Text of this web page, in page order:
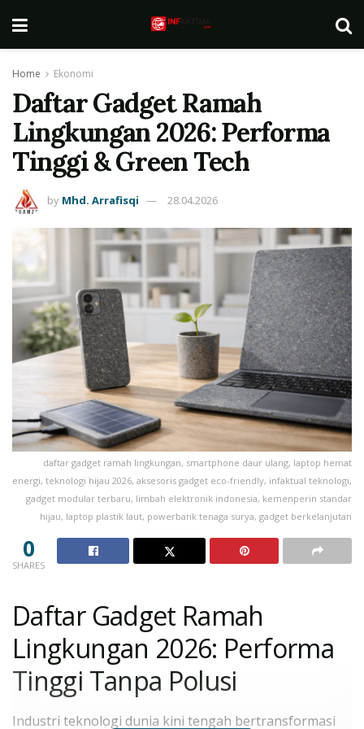
Home Ekonomi
Daftar Gadget Ramah
Lingkungan 2026: Performa
Tinggi & Green Tech
by Mhd. Arrafisqi 28.04.2026
daftar gadget ramah lingkungan, smartphone daur ulang, laptop hemat
energi, teknologi hijau 2026, aksesoris gadget eco-friendly, infaktual teknologi,
gadget modular terbaru, limbah elektronik indonesia, kemenperin standar
hijau, laptop plastik laut, powerbank tenaga surya, gadget berkelanjutan
0
SHARES
Daftar Gadget Ramah
Lingkungan 2026: Performa
Tinggi Tanpa Polusi
Industri teknologi dunia kini tengah bertransformasi